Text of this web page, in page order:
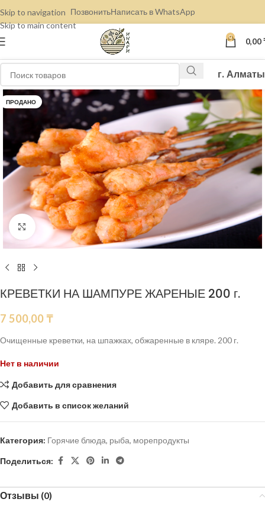
Skip to navigation
Skip to main content
ПозвонитьНаписать в WhatsApp
0 0,00
г. Алматы
ПРОДАНО
Нажмите, чтобы увеличить
КРЕВЕТКИ НА ШАМПУРЕ ЖАРЕНЫЕ 200 г.
7 500,00 ₸
Очищенные креветки, на шпажках, обжаренные в кляре. 200 г.
Нет в наличии
Добавить для сравнения
Добавить в список желаний
Категория: Горячие блюда, рыба, морепродукты
Поделиться:
Отзывы (0)